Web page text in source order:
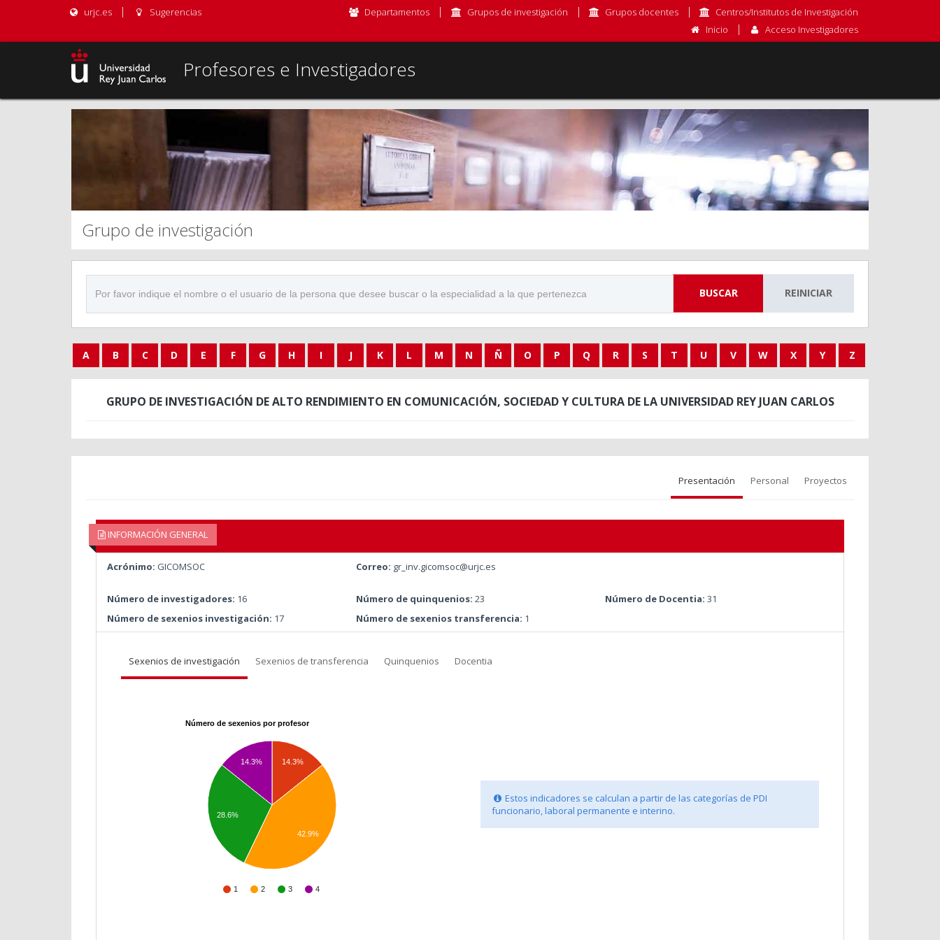
urjc.es Sugerencias Departamentos Grupos de investigación Grupos docentes
Centros/Institutos de Investigación
Inicio
Acceso Investigadores
Profesores e Investigadores
Grupo de investigación
BUSCAR REINICIAR
A B C D E F G H I J K L M N Ñ O P Q R S T U V W X Y Z
GRUPO DE INVESTIGACIÓN DE ALTO RENDIMIENTO EN COMUNICACIÓN, SOCIEDAD Y CULTURA DE LA UNIVERSIDAD REY JUAN CARLOS
Presentación Personal Proyectos
INFORMACIÓN GENERAL
Acrónimo: GICOMSOC Correo: gr_inv.gicomsoc@urjc.es
Número de investigadores: 16 Número de quinquenios: 23 Número de Docentia: 31
Número de sexenios investigación: 17 Número de sexenios transferencia: 1
Sexenios de investigación Sexenios de transferencia Quinquenios Docentia
Número de sexenios por profesor
1 2 3 4
14.3%
14.3%
28.6%
42.9%
Estos indicadores se calculan a partir de las categorías de PDI
funcionario, laboral permanente e interino.